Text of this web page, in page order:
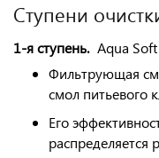
Ступени
1-я ступень. Aqua
Фильтрующая
смол питьевого
Его
распределяется